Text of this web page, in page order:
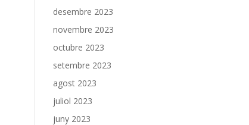
desembre 2023
novembre 2023
octubre 2023
setembre 2023
agost 2023
juliol 2023
juny 2023